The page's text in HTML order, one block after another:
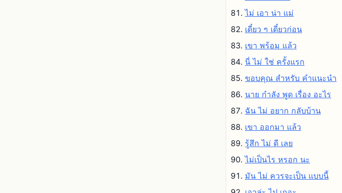
ไม่ เอา น่า แม่
เดี๋ยว ๆ เดี๋ยวก่อน
เขา พร้อม แล้ว
นี่ ไม่ ใช่ ครั้งแรก
ขอบคุณ สําหรับ คําแนะนํา
นาย กําลัง พูด เรื่อง อะไร
ฉัน ไม่ อยาก กลับบ้าน
เขา ออกมา แล้ว
รู้สึก ไม่ ดี เลย
ไม่เป็นไร หรอก นะ
มัน ไม่ ควรจะเป็น แบบนี้